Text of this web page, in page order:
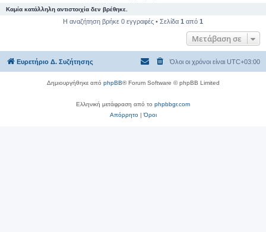
η
η
Καμία κατάλληλη αντιστοιχία δεν βρέθηκε.
Η αναζήτηση βρήκε 0 εγγραφές • Σελίδα 1 από 1
Μετάβαση σε
Ευρετήριο Δ. Συζήτησης Όλοι οι χρόνοι είναι UTC+03:00
Δημιουργήθηκε από phpBB® Forum Software © phpBB Limited
Ελληνική μετάφραση από το phpbbgr.com
Απόρρητο|Όροι